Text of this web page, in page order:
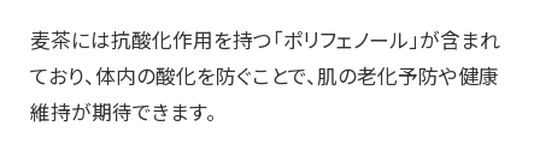
麦茶には抗酸化作用を持つ「ポリフェノール」が含まれ
ており、体内の酸化を防ぐことで、肌の老化予防や健康
維持が期待できます。